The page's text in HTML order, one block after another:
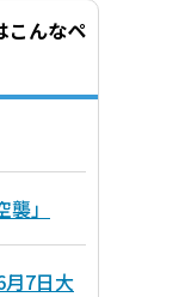
こんなペ
」
7日大